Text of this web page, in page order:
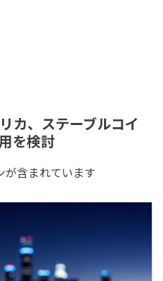
カ、ステーブルコイ
を検討
含まれています